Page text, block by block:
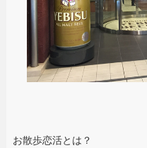
お散歩恋活とは？